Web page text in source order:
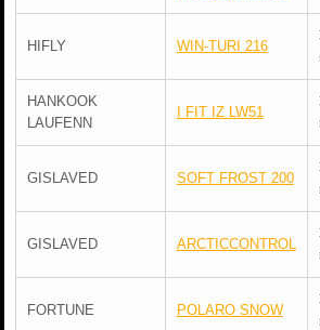
HIFLY WIN-TURI 216
HANKOOK
LAUFENN
I FIT IZ LW51
GISLAVED SOFT FROST 200
GISLAVED ARCTICCONTROL
FORTUNE POLARO SNOW